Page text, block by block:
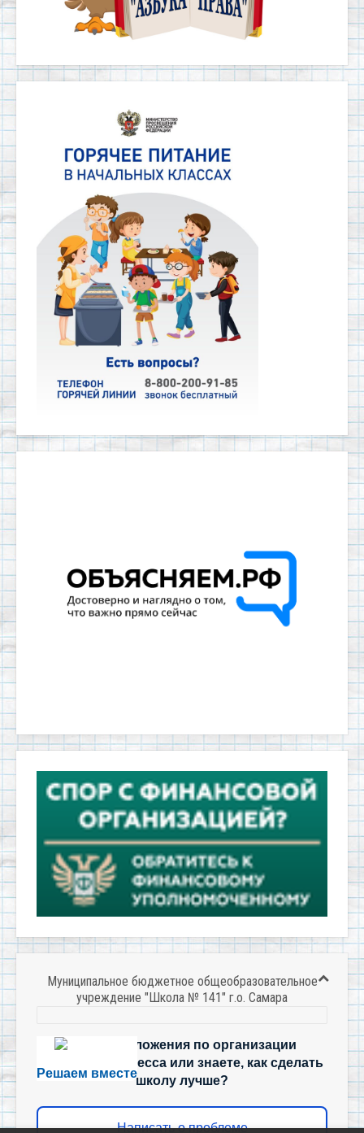
Муниципальное бюджетное общеобразовательное
учреждение "Школа № 141" г.о. Самара
Решаем вместе
Есть предложения по организации
учебного процесса или знаете, как сделать
школу лучше?
Написать о проблеме